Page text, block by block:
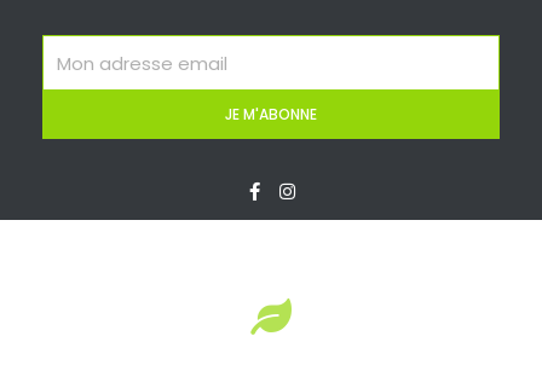
JE M'ABONNE
a
c
e
-
f
n
s
t
a
m